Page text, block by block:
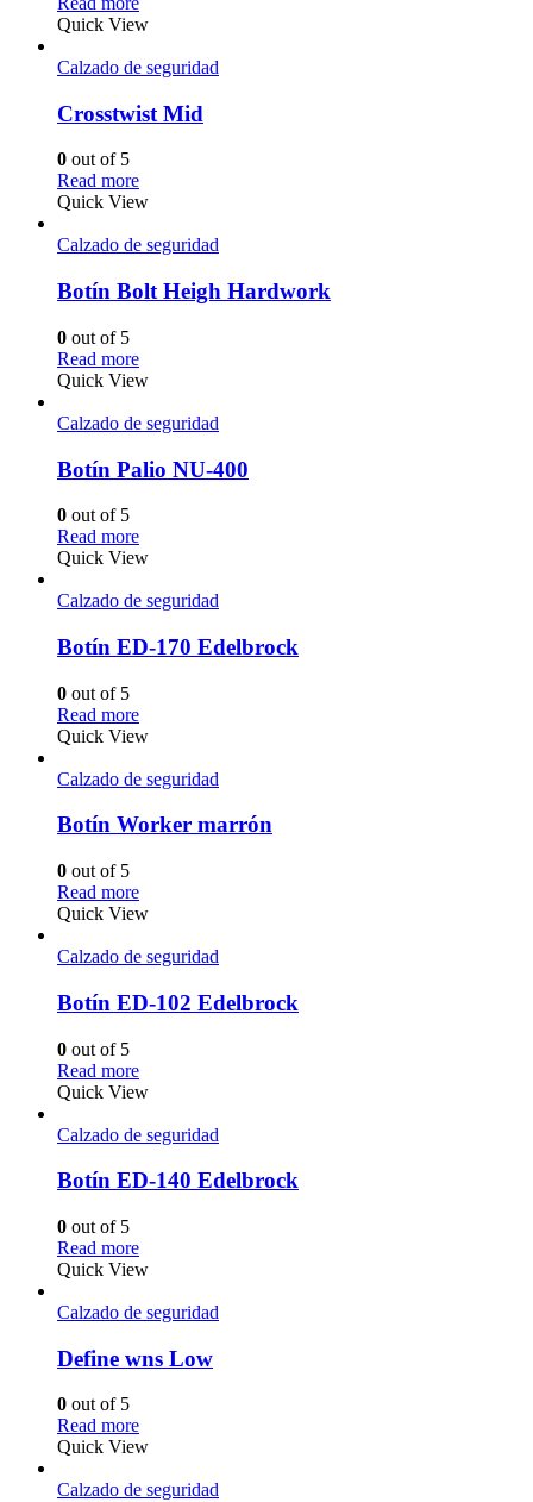
Quick View
Calzado de seguridad
Crosstwist Mid
0 out of 5
Read more
Quick View
Calzado de seguridad
Botín Bolt Heigh Hardwork
0 out of 5
Read more
Quick View
Calzado de seguridad
Botín Palio NU-400
0 out of 5
Read more
Quick View
Calzado de seguridad
Botín ED-170 Edelbrock
0 out of 5
Read more
Quick View
Calzado de seguridad
Botín Worker marrón
0 out of 5
Read more
Quick View
Calzado de seguridad
Botín ED-102 Edelbrock
0 out of 5
Read more
Quick View
Calzado de seguridad
Botín ED-140 Edelbrock
0 out of 5
Read more
Quick View
Calzado de seguridad
Define wns Low
0 out of 5
Read more
Quick View
Calzado de seguridad